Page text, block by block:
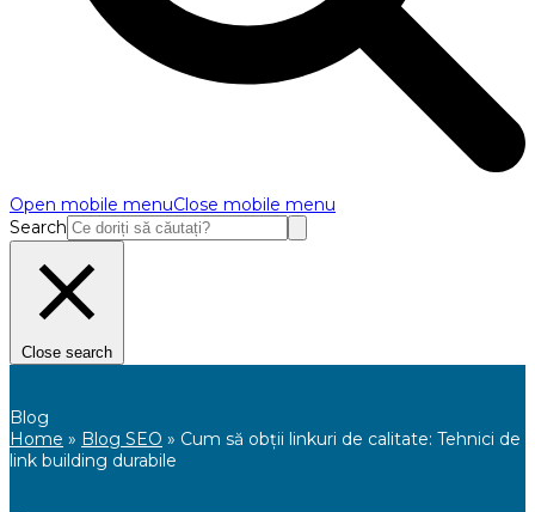
Open mobile menuClose mobile menu
Search
Close search
Blog
Home » Blog SEO » Cum să obții linkuri de calitate: Tehnici de
link building durabile